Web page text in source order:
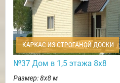
КАРКАС ИЗ СТРОГАНОЙ ДОСКИ
№37 Дом в 1,5 этажа 8х8
Размер: 8х8 м